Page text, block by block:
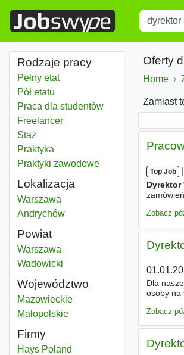
Title
Rodzaje pracy
Pełny etat
Pół etatu
Praca dla studentów
Freelancer
Staż
Praktyka
Praktyki zawodowe
Lokalizacja
Dyrektor szpitala
Warszawa
Dyrektor szpitala
Andrychów
Powiat
Dyrektor szpitala
Warszawa
Dyrektor szpitala
Wadowicki
Województwo
Dyrektor szpitala
MazowieckieWojewództwo
Dyrektor szpitala
MałopolskieWojewództwo
Firmy
Hays Poland
Oferty
Home
Zamiast
Top Job
Dyrektor
Zobacz
Dla
osoby na
Zobacz